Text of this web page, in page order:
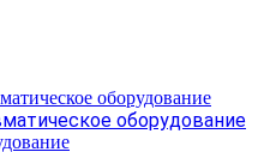
оборудование